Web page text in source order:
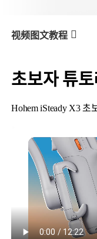
V3
视频图文教程
产品教学 X3 &
초보자 튜
Hohem iSteady X3 초